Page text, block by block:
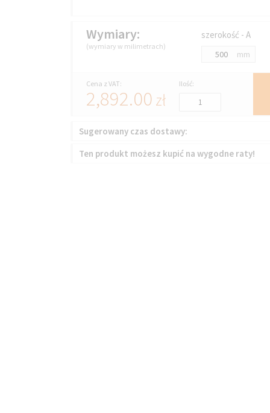
Wymiary:
(wymiary w milimetrach)
szerokość - A
mm
Cena z VAT:
2,892.00 zł
Ilość:
Sugerowany czas dostawy:
Ten produkt możesz kupić na wygodne raty!